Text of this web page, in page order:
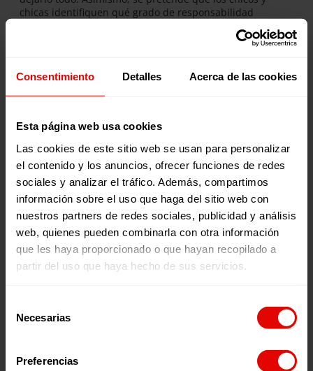
Consentimiento Detalles Acerca de las cookies
Esta página web usa cookies
Las cookies de este sitio web se usan para personalizar
el contenido y los anuncios, ofrecer funciones de redes
sociales y analizar el tráfico. Además, compartimos
información sobre el uso que haga del sitio web con
nuestros partners de redes sociales, publicidad y análisis
web, quienes pueden combinarla con otra información
que les haya proporcionado o que hayan recopilado a
partir del uso que haya hecho de sus servicios.
Necesarias
Preferencias
chicas identifiquen qué grado de responsabilidad
descargar
Publicaciones relacionadas:
Memorias Revista trimestral